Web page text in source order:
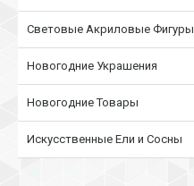
Световые Акриловые Фигуры
Новогодние Украшения
Новогодние Товары
Искусственные Ели и Сосны